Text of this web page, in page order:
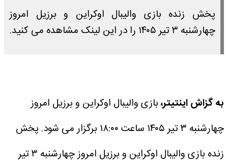
پخش زنده بازی والیبال اوکراین و برزیل امروز
چهارشنبه ۳ تیر ۱۴۰۵ را در این لینک مشاهده می کنید.
به گزاش اینتیتر،بازی والیبال اوکراین و برزیل امروز
چهارشنبه ۳ تیر ۱۴۰۵ ساعت ۱۸:۰۰ برگزار می شود.
پخش
زنده بازی والیبال اوکراین و برزیل امروز چهارشنبه ۳ تیر